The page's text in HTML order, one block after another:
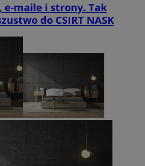
e-maile i strony. Tak
do CSIRT NASK